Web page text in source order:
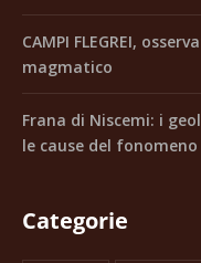
CAMPI FLEGREI,
magmatico
Frana di Niscemi: i
le cause del fonomeno
Categorie